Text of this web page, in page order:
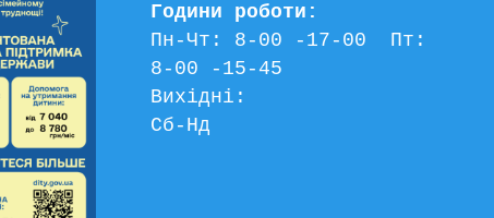
Години роботи:
Пн-Чт: 8-00 -17-00  Пт:
8-00 -15-45
Вихідні:
Сб-Нд